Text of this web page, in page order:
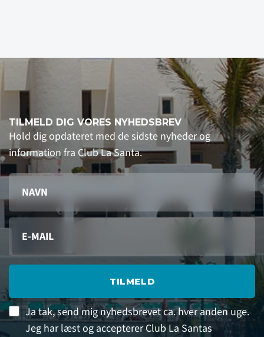
TILMELD DIG VORES NYHEDSBREV
Hold dig opdateret med de sidste nyheder og
information fra Club La Santa.
TILMELD
Ja tak, send mig nyhedsbrevet ca. hver anden uge.
Jeg har læst og accepterer Club La Santas